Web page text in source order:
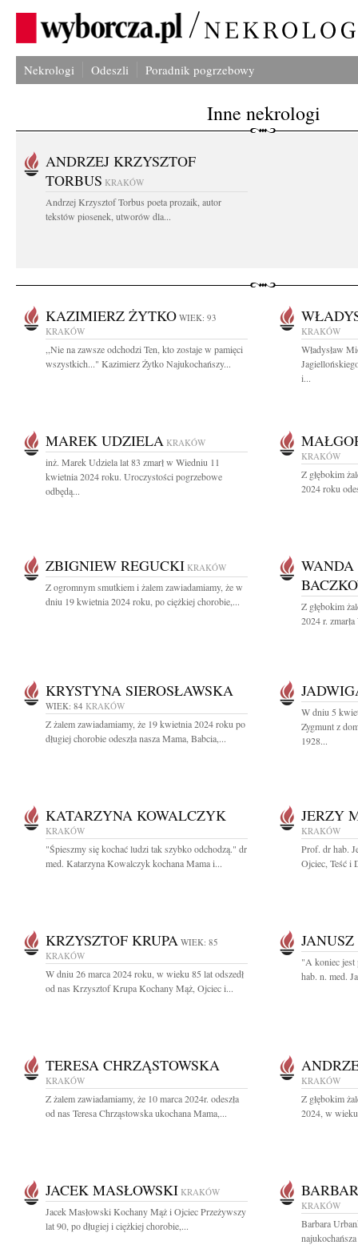
Nekrologi Odeszli Poradnik pogrzebowy
Inne nekrologi
ANDRZEJ KRZYSZTOF
TORBUS KRAKÓW
Andrzej Krzysztof Torbus poeta prozaik, autor
tekstów piosenek, utworów dla...
KAZIMIERZ ŻYTKO WIEK: 93
KRAKÓW
,,Nie na zawsze odchodzi Ten, kto zostaje w pamięci
wszystkich..." Kazimierz Żytko Najukochańszy...
KRAKÓW
Władysław
i...
MAREK UDZIELA KRAKÓW
inż. Marek Udziela lat 83 zmarł w Wiedniu 11
kwietnia 2024 roku. Uroczystości pogrzebowe
odbędą...
KRAKÓW
Z głębokim
2024 roku
ZBIGNIEW REGUCKI KRAKÓW
Z ogromnym smutkiem i żalem zawiadamiamy, że w
dniu 19 kwietnia 2024 roku, po ciężkiej chorobie,...
WANDA
Z głębokim
2024 r.
KRYSTYNA SIEROSŁAWSKA
WIEK: 84 KRAKÓW
Z żalem zawiadamiamy, że 19 kwietnia 2024 roku po
długiej chorobie odeszła nasza Mama, Babcia,...
W dniu 5
Zygmunt z
1928...
KATARZYNA KOWALCZYK
KRAKÓW
"Śpieszmy się kochać ludzi tak szybko odchodzą." dr
med. Katarzyna Kowalczyk kochana Mama i...
JERZY
KRAKÓW
Prof. dr hab.
Ojciec, Teść i
KRZYSZTOF KRUPA WIEK: 85
KRAKÓW
W dniu 26 marca 2024 roku, w wieku 85 lat odszedł
od nas Krzysztof Krupa Kochany Mąż, Ojciec i...
JANUSZ
"A koniec jest
hab. n. med.
TERESA CHRZĄSTOWSKA
KRAKÓW
Z żalem zawiadamiamy, że 10 marca 2024r. odeszła
od nas Teresa Chrząstowska ukochana Mama,...
KRAKÓW
Z głębokim
2024, w wieku
JACEK MASŁOWSKI KRAKÓW
Jacek Masłowski Kochany Mąż i Ojciec Przeżywszy
lat 90, po długiej i ciężkiej chorobie,...
KRAKÓW
Barbara